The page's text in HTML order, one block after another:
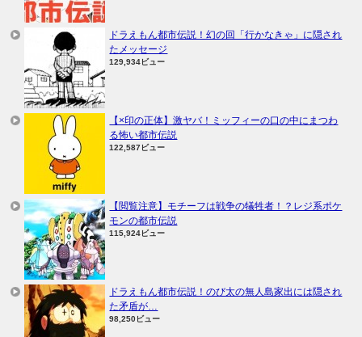
ドラえもん都市伝説！幻の回「行かなきゃ」に隠され
たメッセージ
129,934ビュー
【×印の正体】激ヤバ！ミッフィーの口の中にまつわ
る怖い都市伝説
122,587ビュー
【閲覧注意】モチーフは戦争の犠牲者！？レジ系ポケ
モンの都市伝説
115,924ビュー
ドラえもん都市伝説！のび太の無人島家出には隠され
た矛盾が…
98,250ビュー